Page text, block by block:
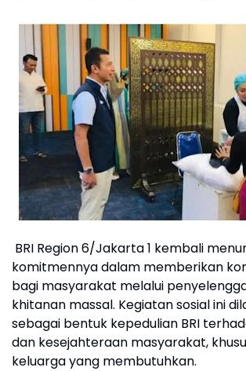
BRI Region 6/Jakarta 1 kembali
komitmennya dalam memberikan
bagi masyarakat melalui
khitanan massal. Kegiatan sosial ini
sebagai bentuk kepedulian BRI
dan kesejahteraan masyarakat,
keluarga yang membutuhkan.